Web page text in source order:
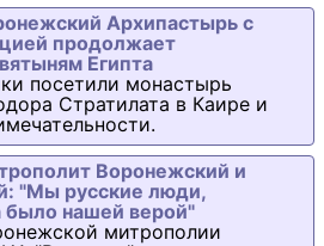
Архипастырь с
продолжает
Египта
посетили монастырь
Стратилата в Каире и
Воронежский и
"Мы русские люди,
было нашей верой"
митрополии